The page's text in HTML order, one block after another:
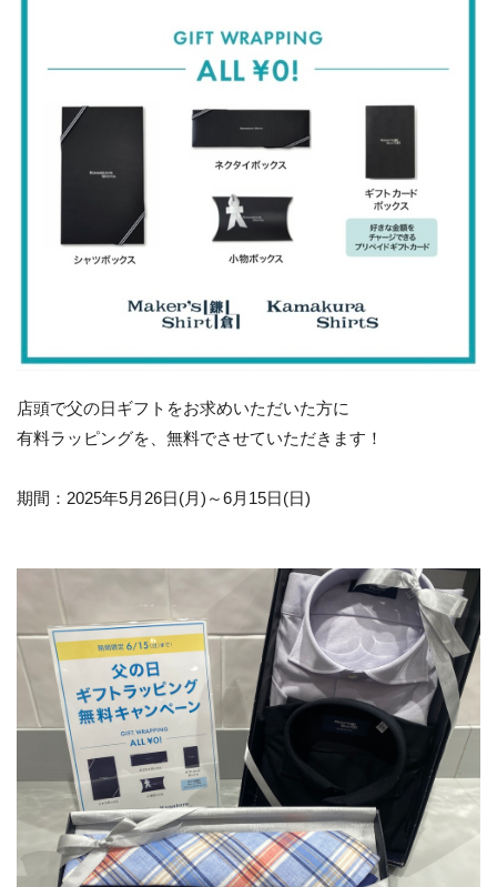
店頭で父の日ギフトをお求めいただいた方に
有料ラッピングを、無料でさせていただきます！
期間：2025年5月26日(月)～6月15日(日)